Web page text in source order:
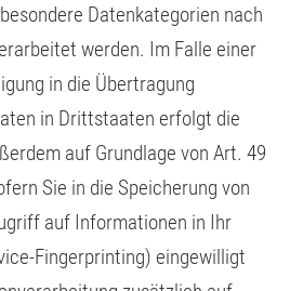
Datenkategorien nach
werden. Im Falle einer
in die Übertragung
in Drittstaaten erfolgt die
auf Grundlage von Art. 49
Sie in die Speicherung von
auf Informationen in Ihr
Fingerprinting) eingewilligt